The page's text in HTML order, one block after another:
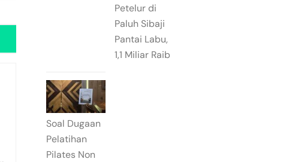
Petelur di
Paluh Sibaji
Pantai Labu,
1,1 Miliar Raib
Soal Dugaan
Pelatihan
Pilates Non